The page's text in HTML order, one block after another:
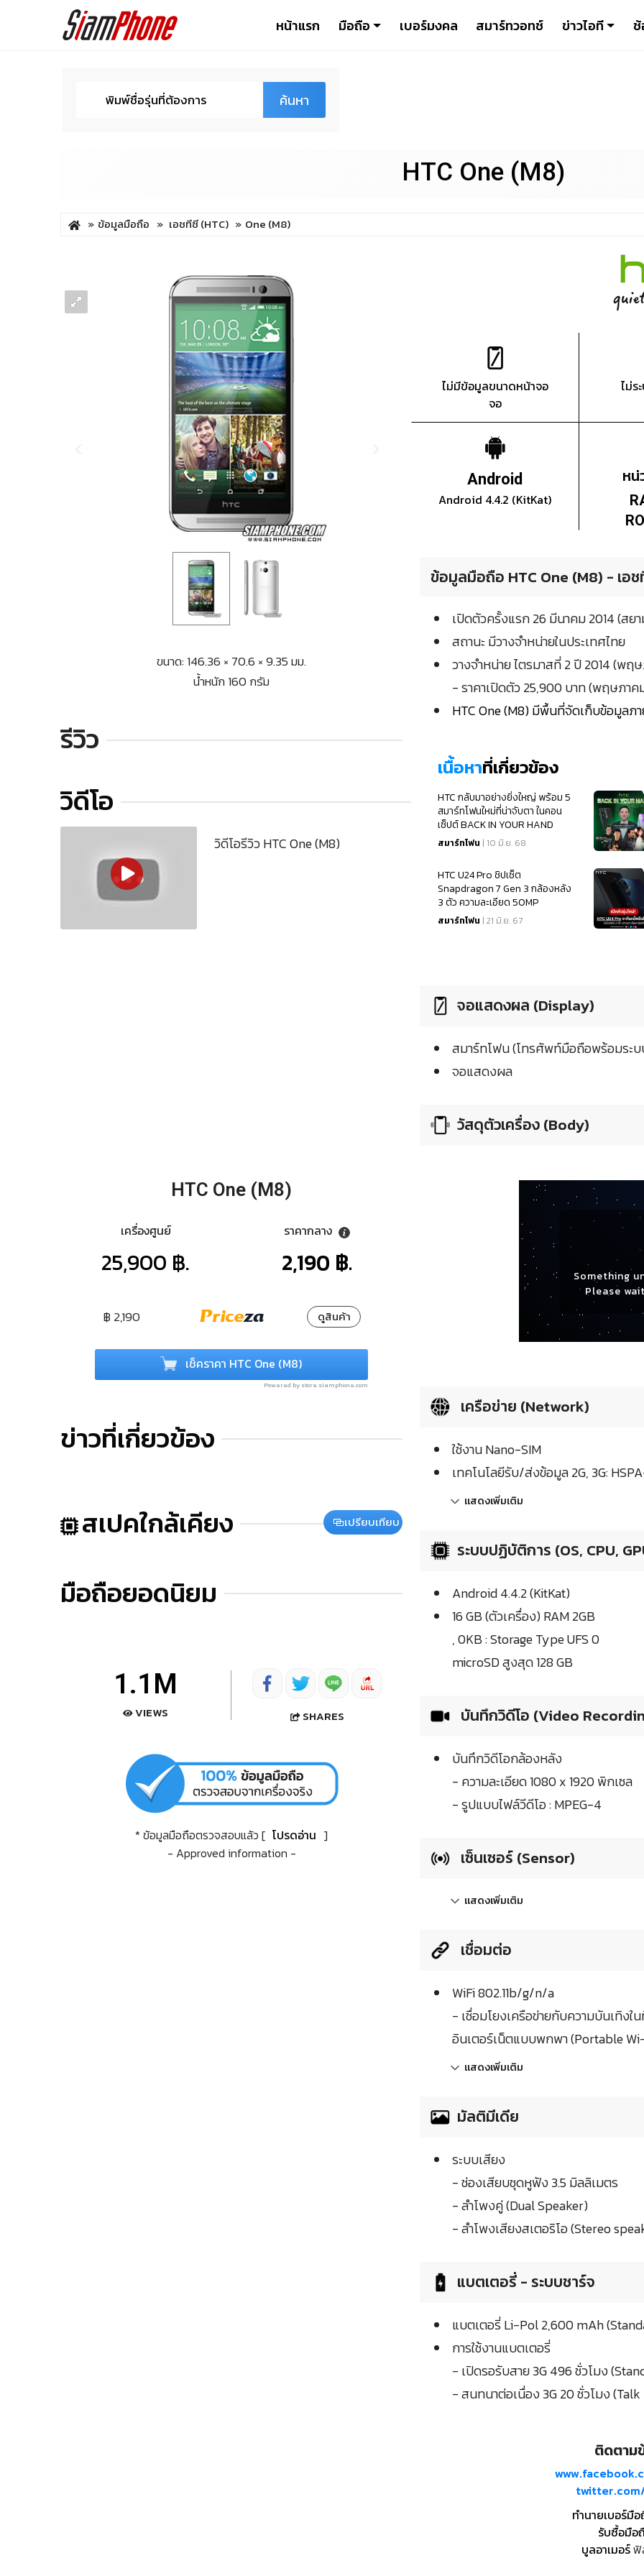
หน้าแรก มือถือ เบอร์มงคล สมาร์ทวอทช์ ข่าวไอที
ค้นหา
HTC One (M8)
ข้อมูลมือถือ เอชทีซี (HTC) One (M8)
ขนาด: 146.36 × 70.6 × 9.35 มม.
น้ำหนัก 160 กรัม
รีวิว
วิดีโอ
วิดีโอรีวิว HTC One (M8)
HTC One (M8)
เครื่องศูนย์
25,900 ฿.
ราคากลาง
2,190 ฿.
฿ 2,190 ดูสินค้า
เช็คราคา HTC One (M8)
Powered by store.siamphone.com
ข่าวที่เกี่ยวข้อง
สเปคใกล้เคียง เปรียบเทียบ
มือถือยอดนิยม
1.1M
VIEWS SHARES
* ข้อมูลมือถือตรวจสอบแล้ว [ โปรดอ่าน ]
- Approved information -
ไม่มีข้อมูลขนาดหน้าจอ
จอ
ไม่ร
Android
Android 4.4.2 (KitKat)
หน่
ข้อมูลมือถือ HTC One (M8) - เอ
เปิดตัวครั้งแรก 26 มีนาคม 2014 (สย
สถานะ มีวางจำหน่ายในประเทศไทย
วางจำหน่าย ไตรมาสที่ 2 ปี 2014 (พฤ
- ราคาเปิดตัว 25,900 บาท (พฤษภาค
HTC One (M8) มีพื้นที่จัดเก็บข้อมูลภา
เนื้อหาที่เกี่ยวข้อง
HTC กลับมาอย่างยิ่งใหญ่ พร้อม 5
สมาร์ทโฟนใหม่ที่น่าจับตา ในคอน
เซ็ปต์ BACK IN YOUR HAND
สมาร์ทโฟน | 10 มิ.ย. 68
HTC U24 Pro ชิปเซ็ต
Snapdragon 7 Gen 3 กล้องหลัง
3 ตัว ความละเอียด 50MP
สมาร์ทโฟน | 21 มิ.ย. 67
จอแสดงผล (Display)
สมาร์ทโฟน (โทรศัพท์มือถือพร้อมระ
จอแสดงผล
วัสดุตัวเครื่อง (Body)
Something
Please
เครือข่าย (Network)
ใช้งาน Nano-SIM
เทคโนโลยีรับ/ส่งข้อมูล 2G, 3G:
แสดงเพิ่มเติม
ระบบปฏิบัติการ (OS, CPU,
Android 4.4.2 (KitKat)
16 GB (ตัวเครื่อง) RAM 2GB
, 0KB : Storage Type UFS 0
microSD สูงสุด 128 GB
บันทึกวิดีโอ (Video
บันทึกวิดีโอกล้องหลัง
- ความละเอียด 1080 x 1920 พิกเซล
- รูปแบบไฟล์วีดีโอ : MPEG-4
เซ็นเซอร์ (Sensor)
แสดงเพิ่มเติม
เชื่อมต่อ
WiFi 802.11b/g/n/a
- เชื่อมโยงเครือข่ายกับความบันเทิ
อินเตอร์เน็ตแบบพกพา (Portable
แสดงเพิ่มเติม
มัลติมีเดีย
ระบบเสียง
- ช่องเสียบชุดหูฟัง 3.5 มิลลิเมตร
- ลำโพงคู่ (Dual Speaker)
- ลำโพงเสียงสเตอริโอ (Stereo
แบตเตอรี่ - ระบบชาร์จ
แบตเตอรี่ Li-Pol 2,600 mAh
การใช้งานแบตเตอรี่
- เปิดรอรับสาย 3G 496 ชั่วโมง
- สนทนาต่อเนื่อง 3G 20 ชั่วโมง
ติดตาม
ทำนายเบอร์มื
รับซื้อมือ
บูลอาเมอร์ฟิ